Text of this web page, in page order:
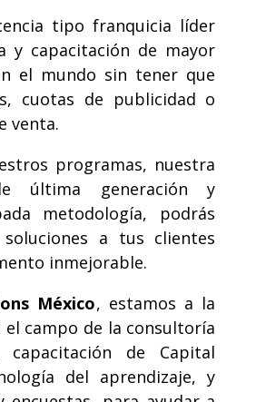
tipo franquicia líder
y capacitación de mayor
el mundo sin tener que
cuotas de publicidad o
venta.
programas, nuestra
última generación y
metodología, podrás
a tus clientes
inmejorable.
México, estamos a la
el campo de la consultoría
capacitación de Capital
del aprendizaje, y